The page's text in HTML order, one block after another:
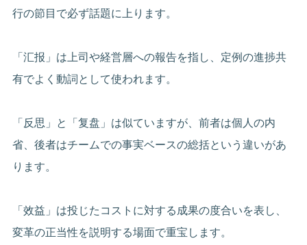
行の節目で必ず話題に上ります。
「汇报」は上司や経営層への報告を指し、定例の進捗共
有でよく動詞として使われます。
「反思」と「复盘」は似ていますが、前者は個人の内
省、後者はチームでの事実ベースの総括という違いがあ
ります。
「效益」は投じたコストに対する成果の度合いを表し、
変革の正当性を説明する場面で重宝します。